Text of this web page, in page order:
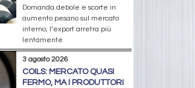
Domanda debole e scorte in
aumento pesano sul mercato
interno; l’export arretra più
lentamente
3 agosto 2026
COILS: MERCATO QUASI
FERMO, MA I PRODUTTORI